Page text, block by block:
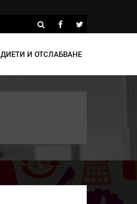
ДИЕТИ И ОТСЛАБВАНЕ